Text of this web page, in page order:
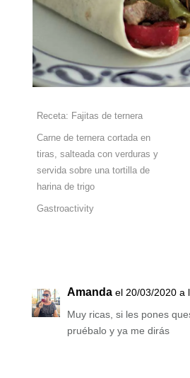
Receta: Fajitas de ternera
Carne de ternera cortada en
tiras, salteada con verduras y
servida sobre una tortilla de
harina de trigo
Gastroactivity
Amanda el 20/03/2020 a
Muy ricas, si les pones
pruébalo y ya me dirás